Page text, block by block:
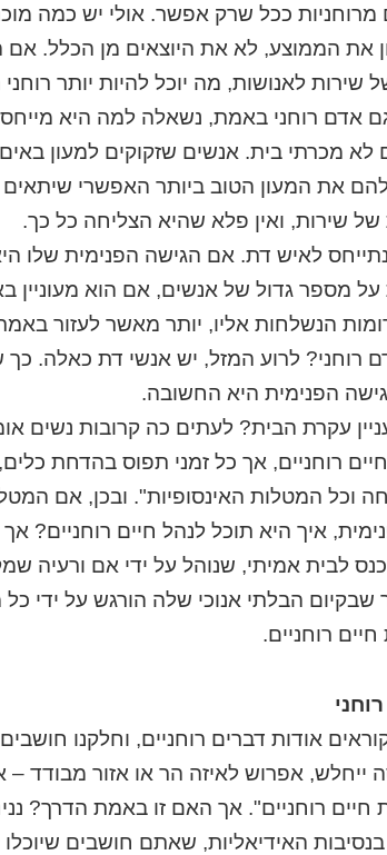
מרוחניות ככל שרק אפשר. אולי יש כמה
את הממוצע, לא את היוצאים מן הכלל. אם
שירות לאנושות, מה יוכל להיות יותר
אדם רוחני באמת, נשאלה למה היא
לא מכרתי בית. אנשים שזקוקים למעון באים
את המעון הטוב ביותר האפשרי שיתאים
של שירות, ואין פלא שהיא הצליחה כל כך.
לאיש דת. אם הגישה הפנימית שלו
מספר גדול של אנשים, אם הוא מעוניין
הנשלחות אליו, יותר מאשר לעזור
רוחני? לרוע המזל, יש אנשי דת כאלה.
הפנימית היא החשובה.
עקרת הבית? לעתים כה קרובות נשים
רוחניים, אך כל זמני תפוס בהדחת
וכל המטלות האינסופיות". ובכן, אם
איך היא תוכל לנהל חיים רוחניים? אך
לבית אמיתי, שנוהל על ידי אם ורעיה
שבקיום הבלתי אנוכי שלה הורגש על ידי
רוחניים.
אודות דברים רוחניים, וחלקנו
ייחלש, אפרוש לאיזה הר או אזור מבודד –
חיים רוחניים". אך האם זו באמת הדרך?
האידיאליות, שאתם חושבים